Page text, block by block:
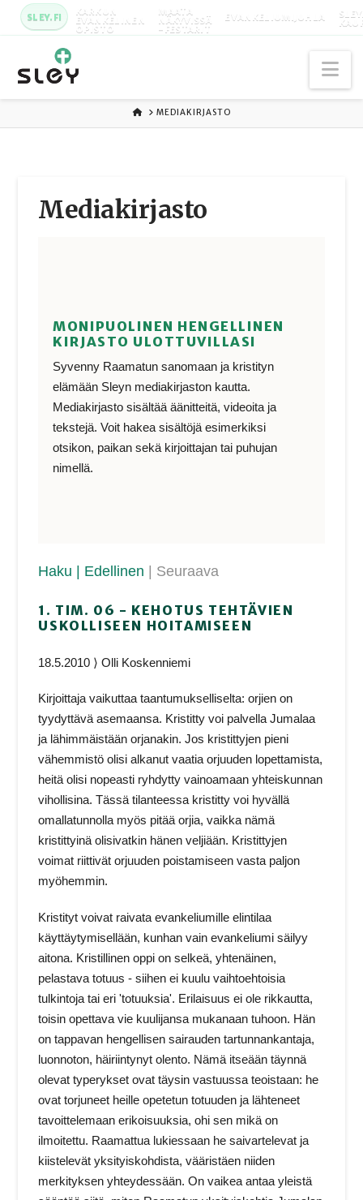
SLEY.FI KARKUN
EVANKELINEN
OPISTO
MAATA
NÄKYVISSÄ
-FESTARIT
EVANKELIUMIJUHLA
ETUSIVU
MEDIAKIRJASTO
Media­kirjasto
MONIPUOLINEN HENGELLINEN
KIRJASTO ULOTTUVILLASI
Syvenny Raamatun sanomaan ja kristityn
elämään Sleyn mediakirjaston kautta.
Mediakirjasto sisältää äänitteitä, videoita ja
tekstejä. Voit hakea sisältöjä esimerkiksi
otsikon, paikan sekä kirjoittajan tai puhujan
nimellä.
Haku | Edellinen | Seuraava
1. TIM. 06 - KEHOTUS TEHTÄVIEN
USKOLLISEEN HOITAMISEEN
18.5.2010 ⟩ Olli Koskenniemi
Kirjoittaja vaikuttaa taantumukselliselta: orjien on
tyydyttävä asemaansa. Kristitty voi palvella Jumalaa
ja lähimmäistään orjanakin. Jos kristittyjen pieni
vähemmistö olisi alkanut vaatia orjuuden lopettamista,
heitä olisi nopeasti ryhdytty vainoamaan yhteiskunnan
vihollisina. Tässä tilanteessa kristitty voi hyvällä
omallatunnolla myös pitää orjia, vaikka nämä
kristittyinä olisivatkin hänen veljiään. Kristittyjen
voimat riittivät orjuuden poistamiseen vasta paljon
myöhemmin.
Kristityt voivat raivata evankeliumille elintilaa
käyttäytymisellään, kunhan vain evankeliumi säilyy
aitona. Kristillinen oppi on selkeä, yhtenäinen,
pelastava totuus - siihen ei kuulu vaihtoehtoisia
tulkintoja tai eri 'totuuksia'. Erilaisuus ei ole rikkautta,
toisin opettava vie kuulijansa mukanaan tuhoon. Hän
on tappavan hengellisen sairauden tartunnankantaja,
luonnoton, häiriintynyt olento. Nämä itseään täynnä
olevat typerykset ovat täysin vastuussa teoistaan: he
ovat torjuneet heille opetetun totuuden ja lähteneet
tavoittelemaan erikoisuuksia, ohi sen mikä on
ilmoitettu. Raamattua lukiessaan he saivartelevat ja
kiistelevät yksityiskohdista, vääristäen niiden
merkityksen yhteydessään. On vaikea antaa yleistä